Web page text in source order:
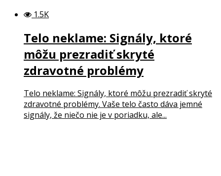
1.5K
Telo neklame: Signály, ktoré
môžu prezradiť skryté
zdravotné problémy
Telo neklame: Signály, ktoré môžu prezradiť skryté
zdravotné problémy. Vaše telo často dáva jemné
signály, že niečo nie je v poriadku, ale...